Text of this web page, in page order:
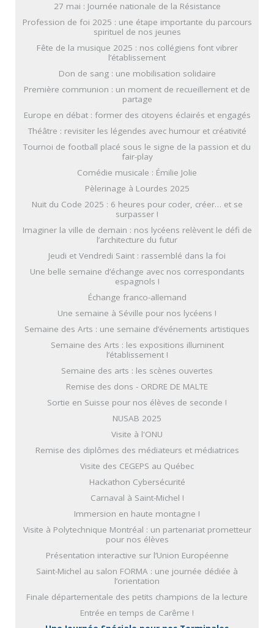
27 mai : Journée nationale de la Résistance
Profession de foi 2025 : une étape importante du parcours
spirituel de nos jeunes
Fête de la musique 2025 : nos collégiens font vibrer
l’établissement
Don de sang : une mobilisation solidaire
Première communion : un moment de recueillement et de
partage
Europe en débat : former des citoyens éclairés et engagés
Théâtre : revisiter les légendes avec humour et créativité
Tournoi de football placé sous le signe de la passion et du
fair-play
Comédie musicale : Émilie Jolie
Pèlerinage à Lourdes 2025
Nuit du Code 2025 : 6 heures pour coder, créer… et se
surpasser !
Imaginer la ville de demain : nos lycéens relèvent le défi de
l’architecture du futur
Jeudi et Vendredi Saint : rassemblé dans la foi
Une belle semaine d’échange avec nos correspondants
espagnols !
Échange franco-allemand
Une semaine à Séville pour nos lycéens !
Semaine des Arts : une semaine d’événements artistiques
Semaine des Arts : les expositions illuminent
l’établissement !
Semaine des arts : les scènes ouvertes
Remise des dons - ORDRE DE MALTE
Sortie en Suisse pour nos élèves de seconde !
NUSAB 2025
Visite à l'ONU
Remise des diplômes des médiateurs et médiatrices
Visite des CEGEPS au Québec
Hackathon Cybersécurité
Carnaval à Saint-Michel !
Immersion en haute montagne !
Visite à Polytechnique Montréal : un partenariat prometteur
pour nos élèves
Présentation interactive sur l’Union Européenne
Saint-Michel au salon FORMA : une journée dédiée à
l’orientation
Finale départementale des petits champions de la lecture
Entrée en temps de Carême !